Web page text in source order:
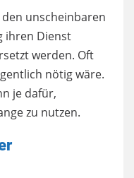
unscheinbaren
ihren Dienst
werden. Oft
nötig wäre.
je dafür,
zu nutzen.